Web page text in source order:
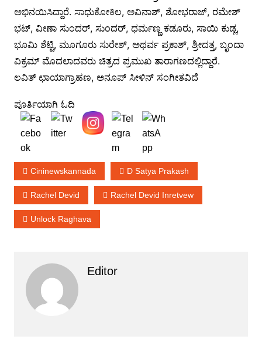
ಅಭಿನಯಿಸಿದ್ದಾರೆ. ಸಾಧುಕೋಕಿಲ, ಅವಿನಾಶ್, ಶೋಭರಾಜ್, ರಮೇಶ್
ಭಟ್, ವೀಣಾ ಸುಂದರ್, ಸುಂದರ್, ಧರ್ಮಣ್ಣ ಕಡೂರು, ಸಾಯಿ ಕುಡ್ಲ,
ಭೂಮಿ ಶೆಟ್ಟಿ, ಮೂಗೂರು ಸುರೇಶ್, ಅಥರ್ವ ಪ್ರಕಾಶ್, ಶ್ರೀದತ್ತ, ಬೃಂದಾ
ವಿಕ್ರಮ್ ಮೊದಲಾದವರು ಚಿತ್ರದ ಪ್ರಮುಖ ತಾರಾಗಣದಲ್ಲಿದ್ದಾರೆ.
ಲವಿತ್ ಛಾಯಾಗ್ರಾಹಣ, ಅನೂಪ್ ಸೀಳಿನ್ ಸಂಗೀತವಿದೆ
ಪೂರ್ತಿಯಾಗಿ ಓದಿ
Cininewskannada D Satya Prakash
Rachel Devid Rachel Devid Inretvew
Unlock Raghava
Editor